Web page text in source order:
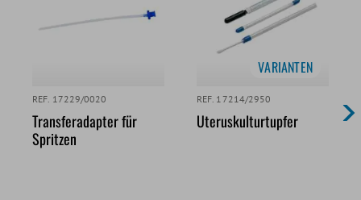
REF. 17229/0020
Transferadapter für
Spritzen
VARIANTEN
REF. 17214/2950
Uteruskulturtupfer